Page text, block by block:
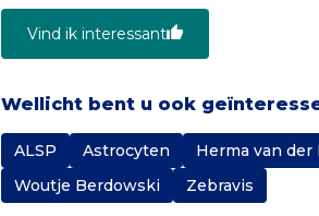
Vind ik interessant
Wellicht bent u ook
ALSP Astrocyten Herma van der
Woutje Berdowski
Zebravis